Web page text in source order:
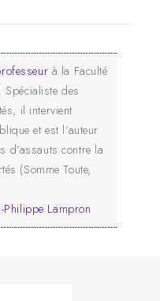
à la Faculté
Spécialiste des
il intervient
et est l’auteur
d’assauts contre la
(Somme Toute,
Lampron